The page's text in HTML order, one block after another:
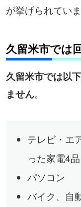
が挙げられていま
久留米市では
久留米市では以
ません。
テレビ・エ
った家電4
パソコン
バイク、自